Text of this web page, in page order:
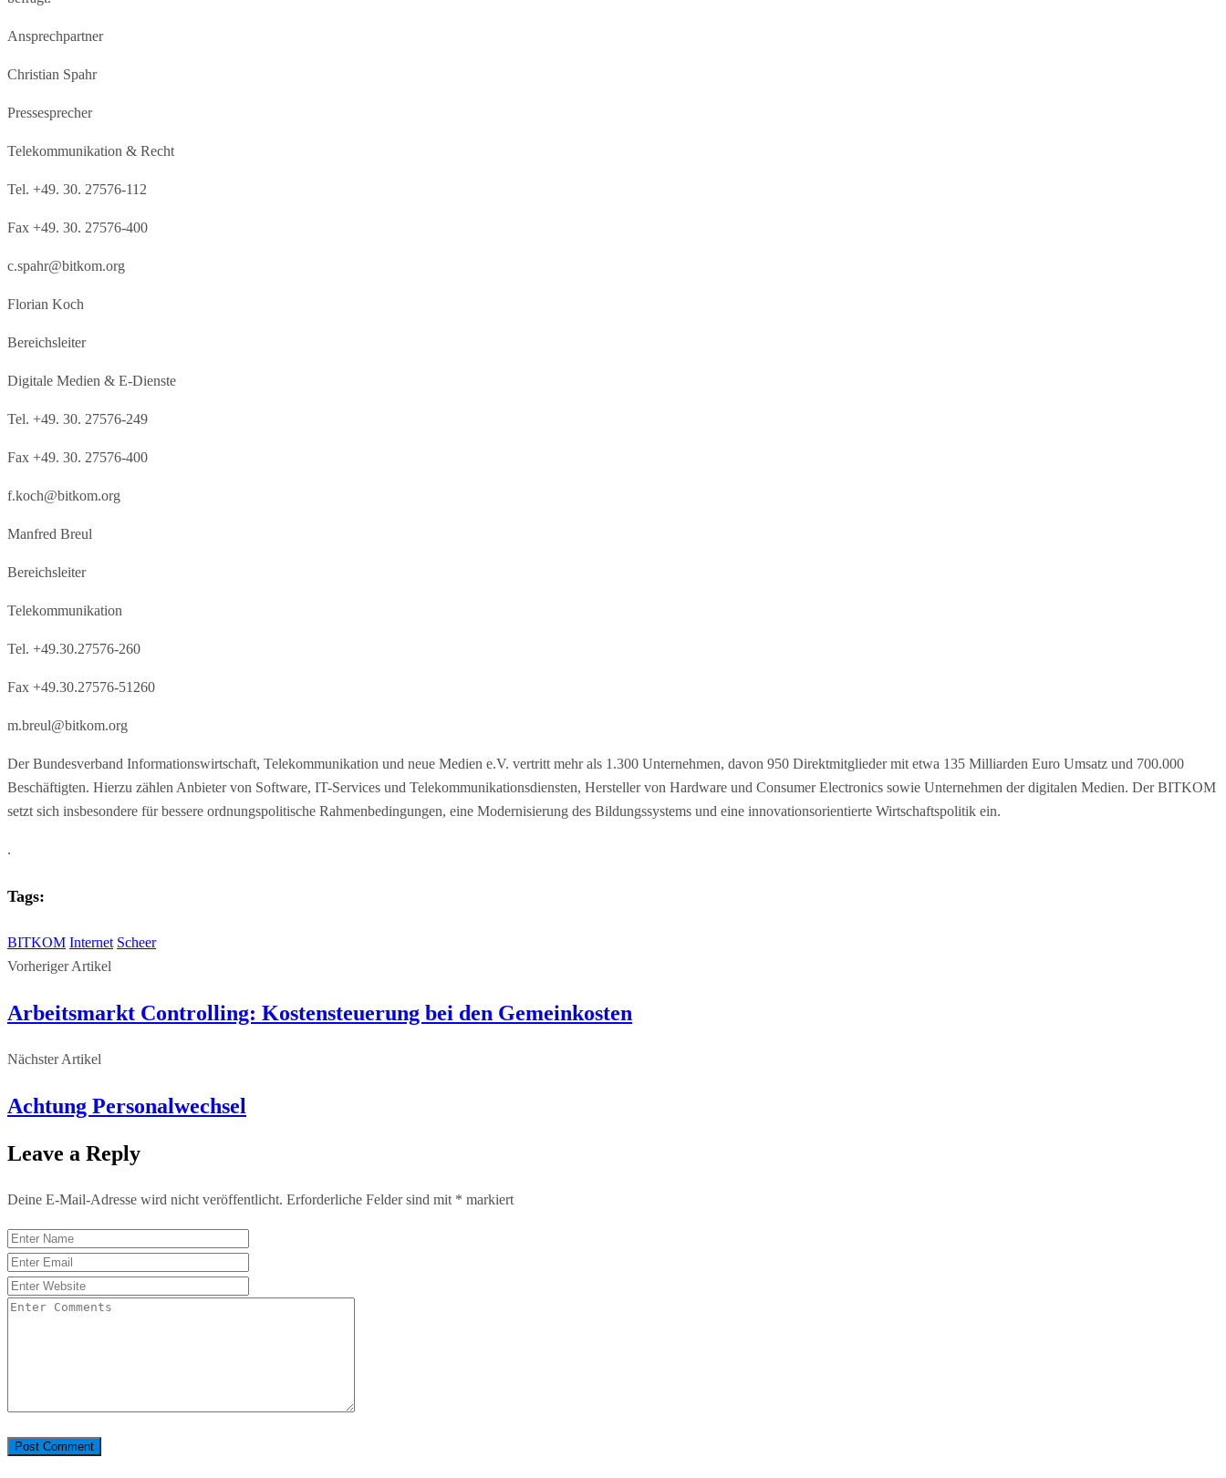
Ansprechpartner
Christian Spahr
Pressesprecher
Telekommunikation & Recht
Tel. +49. 30. 27576-112
Fax +49. 30. 27576-400
c.spahr@bitkom.org
Florian Koch
Bereichsleiter
Digitale Medien & E-Dienste
Tel. +49. 30. 27576-249
Fax +49. 30. 27576-400
f.koch@bitkom.org
Manfred Breul
Bereichsleiter
Telekommunikation
Tel. +49.30.27576-260
Fax +49.30.27576-51260
m.breul@bitkom.org
Der Bundesverband Informationswirtschaft, Telekommunikation und neue Medien e.V. vertritt mehr als 1.300 Unternehmen, davon 950 Direktmitglieder mit etwa 135 Milliarden Euro Umsatz und 700.000
Beschäftigten. Hierzu zählen Anbieter von Software, IT-Services und Telekommunikationsdiensten, Hersteller von Hardware und Consumer Electronics sowie Unternehmen der digitalen Medien. Der BITKOM
setzt sich insbesondere für bessere ordnungspolitische Rahmenbedingungen, eine Modernisierung des Bildungssystems und eine innovationsorientierte Wirtschaftspolitik ein.
.
Tags:
BITKOM Internet Scheer
Vorheriger Artikel
Arbeitsmarkt Controlling: Kostensteuerung bei den Gemeinkosten
Nächster Artikel
Achtung Personalwechsel
Leave a Reply
Deine E-Mail-Adresse wird nicht veröffentlicht. Erforderliche Felder sind mit * markiert